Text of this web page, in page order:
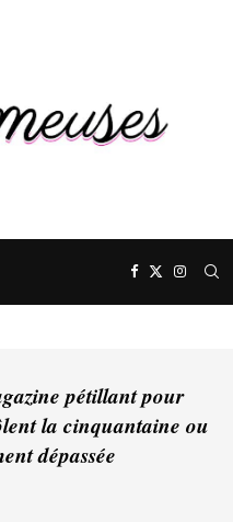
pétillant pour
la cinquantaine ou
dépassée